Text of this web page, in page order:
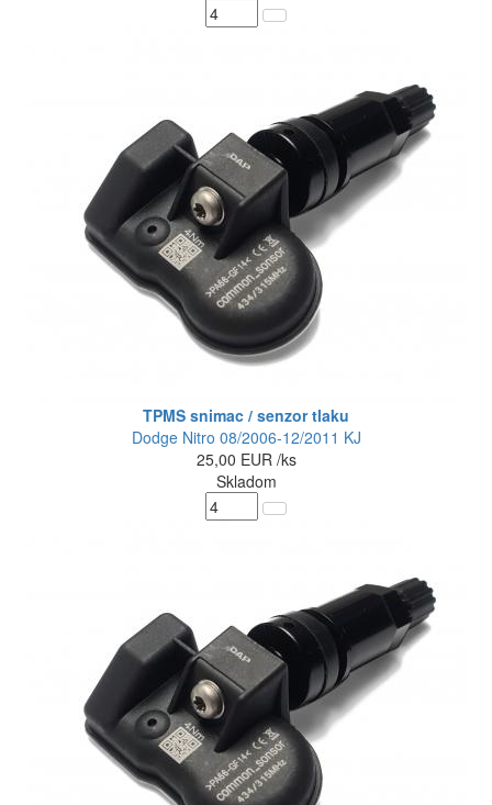
TPMS snimac / senzor tlaku
Dodge Nitro 08/2006-12/2011 KJ
25,00 EUR /ks
Skladom